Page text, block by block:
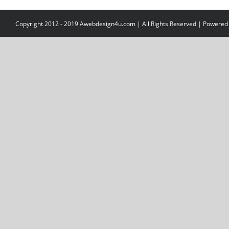
Copyright 2012 - 2019 Awebdesign4u.com | All Rights Reserved |